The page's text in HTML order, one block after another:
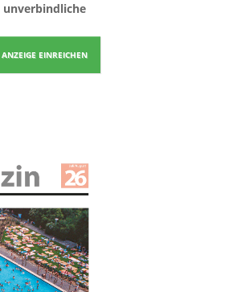
unverbindliche
ANZEIGE EINREICHEN